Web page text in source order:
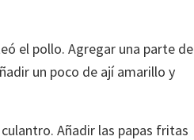
el pollo. Agregar una parte de
un poco de ají amarillo y
Añadir las papas fritas